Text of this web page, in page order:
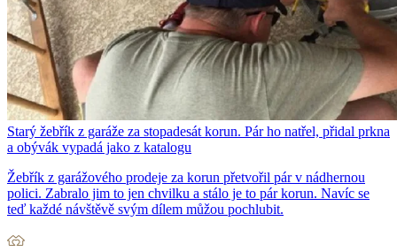
Starý žebřík z garáže za stopadesát korun. Pár ho natřel, přidal prkna
a obývák vypadá jako z katalogu
Žebřík z garážového prodeje za korun přetvořil pár v nádhernou
polici. Zabralo jim to jen chvilku a stálo je to pár korun. Navíc se
teď každé návštěvě svým dílem můžou pochlubit.